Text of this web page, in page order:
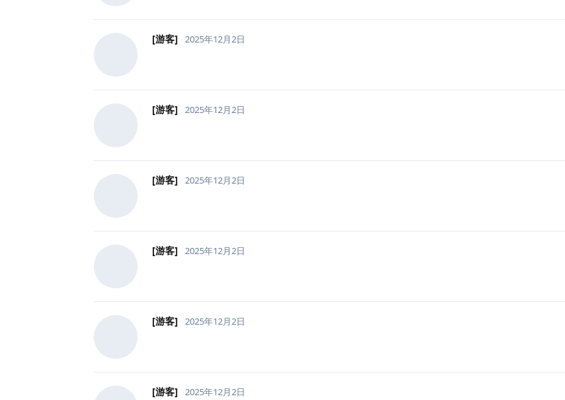
[游客] 2025年12月2日
[游客] 2025年12月2日
[游客] 2025年12月2日
[游客] 2025年12月2日
[游客] 2025年12月2日
[游客] 2025年12月2日